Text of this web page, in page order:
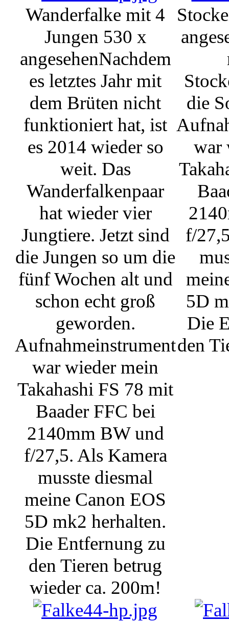
Wanderfalke mit 4
Jungen 530 x
angesehenNachdem
es letztes Jahr mit
dem Brüten nicht
funktioniert hat, ist
es 2014 wieder so
weit. Das
Wanderfalkenpaar
hat wieder vier
Jungtiere. Jetzt sind
die Jungen so um die
fünf Wochen alt und
schon echt groß
geworden.
Aufnahmeinstrument
war wieder mein
Takahashi FS 78 mit
Baader FFC bei
2140mm BW und
f/27,5. Als Kamera
musste diesmal
meine Canon EOS
5D mk2 herhalten.
Die Entfernung zu
den Tieren betrug
wieder ca. 200m!
die
war
f/
5D
Die
den